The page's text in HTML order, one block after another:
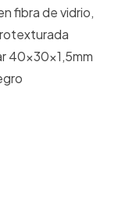
fibra de vidrio,
40x30x1,5mm